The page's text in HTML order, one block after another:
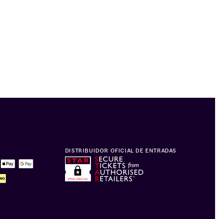
DISTRIBUIDOR OFICIAL DE ENTRADAS